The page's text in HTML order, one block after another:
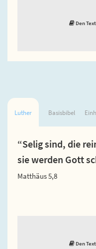
Den
Luther Basisbibel
“Selig sind, die
sie werden Gott
Matthäus 5,8
Den